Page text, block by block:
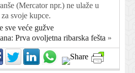
(Mercator npr.) ne ulaže u
svoje kupce.
sve veće gužve
Prva ovoljetna ribarska fešta »